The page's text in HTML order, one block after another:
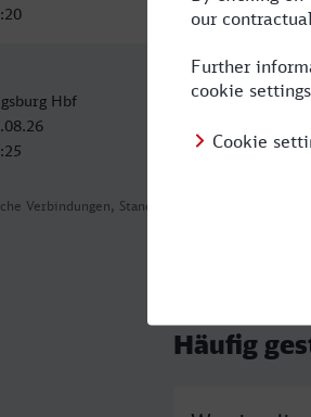
Verbindungen, Stand: 2026-08-02 05:59
18:46
Hbf
Marseille-St-Charles
Häufig